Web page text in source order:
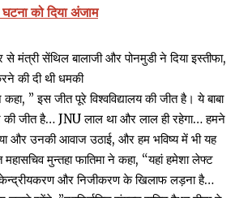
को दिया अंजाम
मंत्री सेंथिल बालाजी और पोनमुडी ने दिया इस्तीफा,
की दी थी धमकी
कहा, ” इस जीत पूरे विश्वविद्यालय की जीत है। ये बाबा
जीत है… JNU लाल था और लाल ही रहेगा… हमने
और उनकी आवाज उठाई, और हम भविष्य में भी यह
महासचिव मुन्तहा फातिमा ने कहा, “यहां हमेशा लेफ्ट
केन्द्रीयकरण और निजीकरण के खिलाफ लड़ना है…